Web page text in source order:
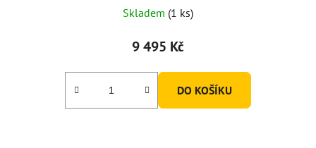
Skladem (1 ks)
9 495 Kč
DO KOŠÍKU